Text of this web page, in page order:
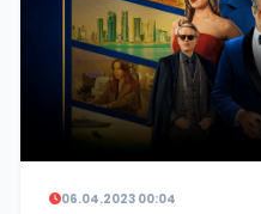
06.04.2023 00:04